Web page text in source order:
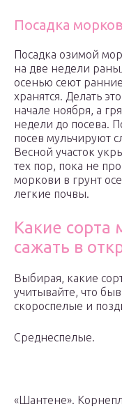
Посадка
Посадка озимой
на две недели
осенью сеют
хранятся. Делать
начале ноября, а
недели до посева.
посев мульчируют
Весной участок
тех пор, пока не
моркови в грунт
легкие почвы.
Какие сорта
сажать в
Выбирая, какие
учитывайте, что
скороспелые и
Среднеспелые.
«Шантене».